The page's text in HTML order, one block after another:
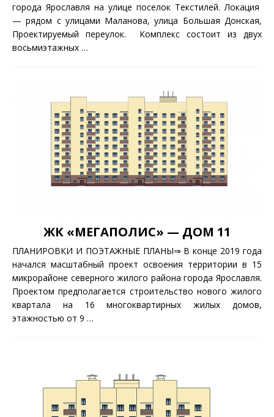
города Ярославля на улице поселок Текстилей. Локация
— рядом с улицами Маланова, улица Большая Донская,
Проектируемый переулок. Комплекс состоит из двух
восьмиэтажных …
ЖК «МЕГАПОЛИС» — ДОМ 11
ПЛАНИРОВКИ И ПОЭТАЖНЫЕ ПЛАНЫ⇒ В конце 2019 года
начался масштабный проект освоения территории в 15
микрорайоне северного жилого района города Ярославля.
Проектом предполагается строительство нового жилого
квартала на 16 многоквартирных жилых домов,
этажностью от 9 …